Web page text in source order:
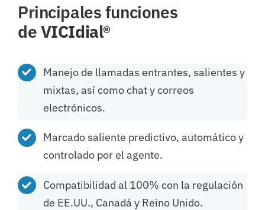
Principales funciones
deVICIdial®
Manejo de llamadas entrantes, salientes y
mixtas, así como chat y correos
electrónicos.
Marcado saliente predictivo, automático y
controlado por el agente.
Compatibilidad al 100% con la regulación
de EE.UU., Canadá y Reino Unido.